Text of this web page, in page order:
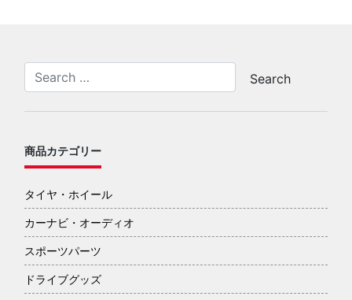
商品カテゴリー
タイヤ・ホイール
カーナビ・オーディオ
スポーツパーツ
ドライブグッズ